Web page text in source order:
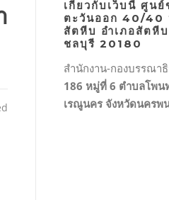
เกี่ยวกับเว็บนี้ ศูนย์
ตะวันออก 40/40
สัตหีบ อำเภอสัตหี
ชลบุรี 20180
สำนักงาน-กองบรรณา
186 หมู่ที่ 6 ตำบลโพน
เรณูนคร จังหวัดนครพ